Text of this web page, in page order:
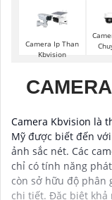
Camera Ip Than
Kbvision
Camera Kbvision là
Mỹ được biết đến
ảnh sắc nét. Các
chỉ có tính năng
còn sở hữu độ phân
chi tiết. Đặc biệt khả